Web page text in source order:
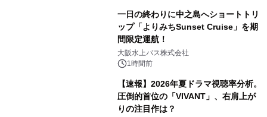
一日の終わりに中之島へショートトリ
ップ「よりみちSunset Cruise」を期
間限定運航！
大阪水上バス株式会社
1時間前
【速報】2026年夏ドラマ視聴率分析。
圧倒的首位の「VIVANT」、右肩上が
りの注目作は？